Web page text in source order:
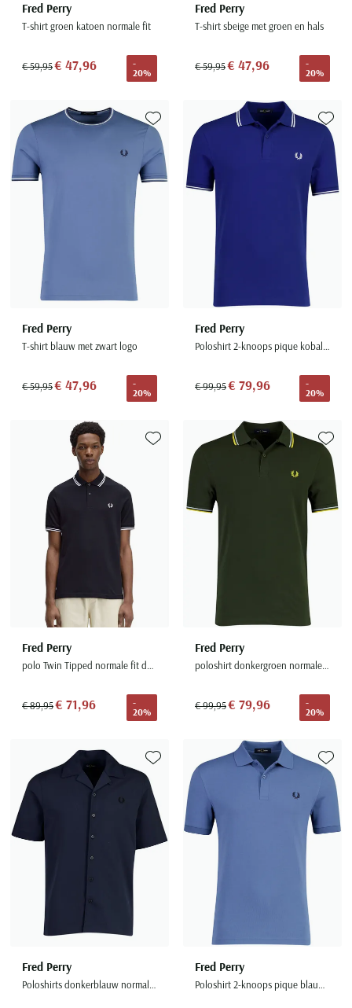
Fred Perry
T-shirt groen katoen normale fit
€ 59,95€ 47,96
-
20%
Fred Perry
T-shirt sbeige met groen en hals
€ 59,95€ 47,96
-
20%
Fred Perry
T-shirt blauw met zwart logo
€ 59,95€ 47,96
-
20%
Toevoegen aan favorieten
Fred Perry
Poloshirt 2-knoops pique kobaltblauw 100% katoen
€ 99,95€ 79,96
-
20%
Fred Perry
polo Twin Tipped normale fit donkerblauw effen katoen
€ 89,95€ 71,96
-
20%
Toevoegen aan favorieten
Fred Perry
poloshirt donkergroen normale fit 2 knoops
€ 99,95€ 79,96
-
20%
Fred Perry
Poloshirts donkerblauw normale fit
Toevoegen aan favorieten
Fred Perry
Poloshirt 2-knoops pique blauw 100% katoen